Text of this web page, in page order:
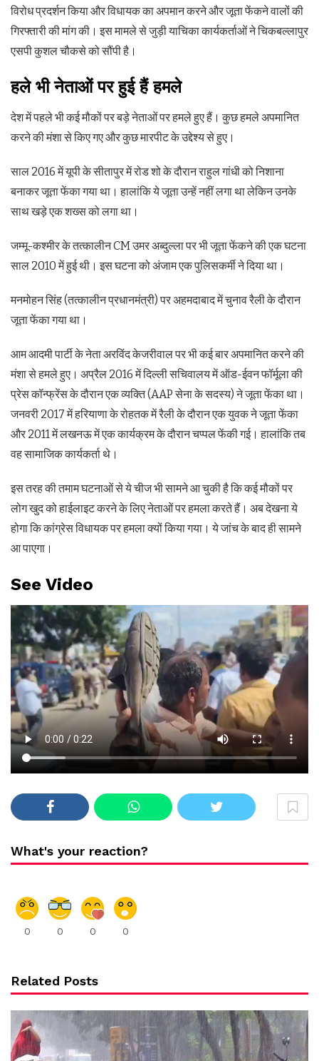
विरोध प्रदर्शन किया और विधायक का अपमान करने और जूता फेंकने वालों की
गिरफ्तारी की मांग की। इस मामले से जुड़ी याचिका कार्यकर्ताओं ने चिकबल्लापुर
एसपी कुशल चौकसे को सौंपी है।
हले भी नेताओं पर हुई हैं हमले
देश में पहले भी कई मौकों पर बड़े नेताओं पर हमले हुए हैं। कुछ हमले अपमानित
करने की मंशा से किए गए और कुछ मारपीट के उद्देश्य से हुए।
साल 2016 में यूपी के सीतापुर में रोड शो के दौरान राहुल गांधी को निशाना
बनाकर जूता फेंका गया था। हालांकि ये जूता उन्हें नहीं लगा था लेकिन उनके
साथ खड़े एक शख्स को लगा था।
जम्मू-कश्मीर के तत्कालीन CM उमर अब्दुल्ला पर भी जूता फेंकने की एक घटना
साल 2010 में हुई थी। इस घटना को अंजाम एक पुलिसकर्मी ने दिया था।
मनमोहन सिंह (तत्कालीन प्रधानमंत्री) पर अहमदाबाद में चुनाव रैली के दौरान
जूता फेंका गया था।
आम आदमी पार्टी के नेता अरविंद केजरीवाल पर भी कई बार अपमानित करने की
मंशा से हमले हुए। अप्रैल 2016 में दिल्ली सचिवालय में ऑड-ईवन फॉर्मूला की
प्रेस कॉन्फ्रेंस के दौरान एक व्यक्ति (AAP सेना के सदस्य) ने जूता फेंका था।
जनवरी 2017 में हरियाणा के रोहतक में रैली के दौरान एक युवक ने जूता फेंका
और 2011 में लखनऊ में एक कार्यक्रम के दौरान चप्पल फेंकी गई। हालांकि तब
वह सामाजिक कार्यकर्ता थे।
इस तरह की तमाम घटनाओं से ये चीज भी सामने आ चुकी है कि कई मौकों पर
लोग खुद को हाईलाइट करने के लिए नेताओं पर हमला करते हैं। अब देखना ये
होगा कि कांग्रेस विधायक पर हमला क्यों किया गया। ये जांच के बाद ही सामने
आ पाएगा।
See Video
What's your reaction?
0 0 0 0
Related Posts